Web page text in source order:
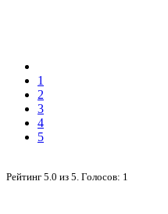
1
2
3
4
5
Рейтинг 5.0 из 5. Голосов: 1